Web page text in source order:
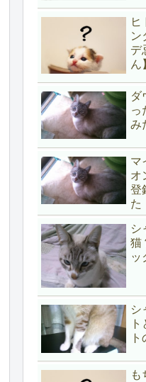
ヒ
ン
デ
ん
ダ
っ
み
マ
オ
登
た
シ
猫
ッ
シ
も